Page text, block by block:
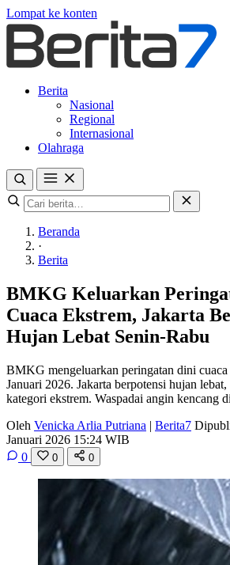
Lompat ke konten
Berita
Nasional
Regional
Internasional
Olahraga
Beranda
·
Berita
BMKG Keluarkan
Cuaca Ekstrem, Jakarta
Hujan Lebat Senin-Rabu
BMKG mengeluarkan peringatan dini
Januari 2026. Jakarta berpotensi hujan
kategori ekstrem. Waspadai angin kencang
Oleh Venicka Arlia Putriana | Berita7
Januari 2026 15:24 WIB
0
0 0